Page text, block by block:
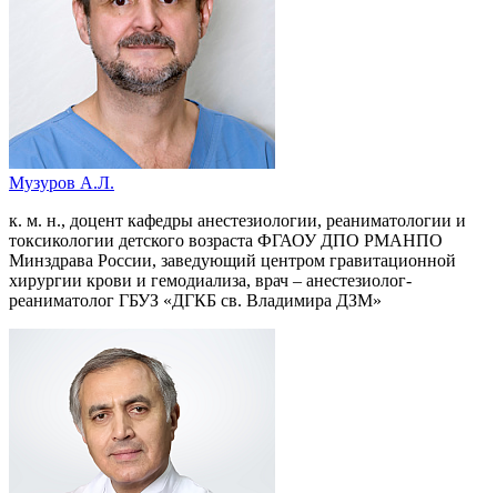
Музуров А.Л.
к. м. н., доцент кафедры анестезиологии, реаниматологии и
токсикологии детского возраста ФГАОУ ДПО РМАНПО
Минздрава России, заведующий центром гравитационной
хирургии крови и гемодиализа, врач – анестезиолог-
реаниматолог ГБУЗ «ДГКБ св. Владимира ДЗМ»